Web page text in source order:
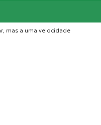
mas a uma velocidade